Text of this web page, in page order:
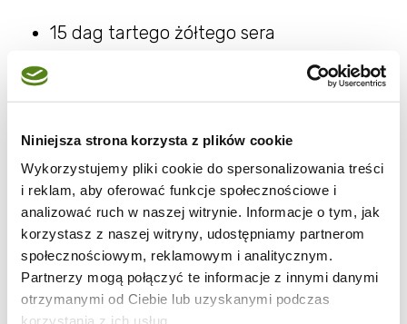
Niniejsza strona korzysta z plików cookie
Wykorzystujemy pliki cookie do spersonalizowania treści
i reklam, aby oferować funkcje społecznościowe i
analizować ruch w naszej witrynie. Informacje o tym, jak
korzystasz z naszej witryny, udostępniamy partnerom
społecznościowym, reklamowym i analitycznym.
Partnerzy mogą połączyć te informacje z innymi danymi
otrzymanymi od Ciebie lub uzyskanymi podczas
korzystania z ich usług.
15 dag tartego żółtego sera
Ugotowane ziemniaki przecisnąć przez
praskę, cebulę pokroić w kostkę i usmażyć na
rumiano - przestudzić i dodać do
ziemniaków. Następnie dodać pokruszony
twaróg, starty ser żółty, zioła - całość jeszcze
przyprawić solą i pieprzem do smaku
,wymieszać.